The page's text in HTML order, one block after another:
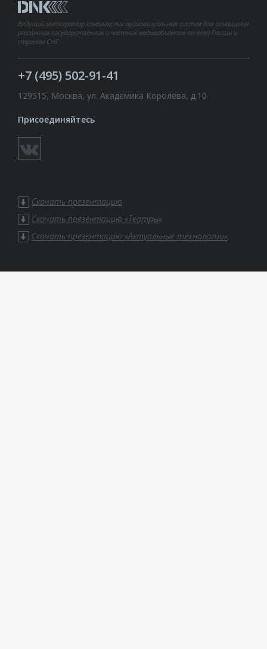
Ведущий интегратор комплексных аудиовизуальных систем для оснащения
различных государственных и частных медиаобъектов по всей России и
странам СНГ.
+7 (495) 502-91-41
129515, Москва, ул. Академика Королёва, д.10
Присоединяйтесь
Скачать презентацию
Скачать презентацию «Театры»
Скачать презентацию «Актуальные технологии»